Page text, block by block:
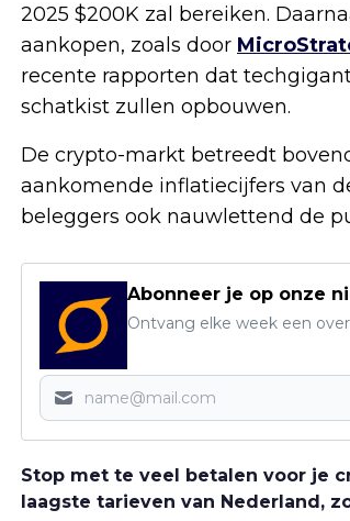
2025 $200K zal bereiken.
aankopen, zoals door
recente rapporten dat
schatkist zullen opbouwen.
De crypto-markt betreedt
aankomende inflatiecijfers van
beleggers ook nauwlettend de
Abonneer je op onze
Ontvang elke week een
Stop met te veel betalen voor je
laagste tarieven van Nederland,